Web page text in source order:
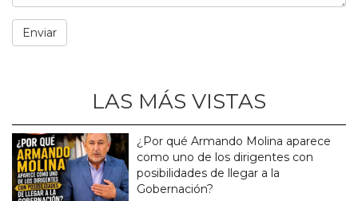
LAS MÁS VISTAS
¿Por qué Armando Molina aparece
como uno de los dirigentes con
posibilidades de llegar a la
Gobernación?